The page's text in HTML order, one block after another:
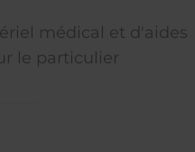
médical et d'aides
le particulier